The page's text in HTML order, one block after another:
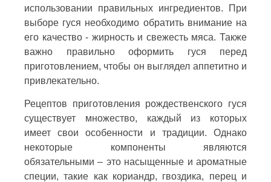
использовании правильных ингредиентов. При
выборе гуся необходимо обратить внимание на
его качество - жирность и свежесть мяса. Также
важно правильно оформить гуся перед
приготовлением, чтобы он выглядел аппетитно и
привлекательно.
Рецептов приготовления рождественского гуся
существует множество, каждый из которых
имеет свои особенности и традиции. Однако
некоторые компоненты являются
обязательными – это насыщенные и ароматные
специи, такие как кориандр, гвоздика, перец и